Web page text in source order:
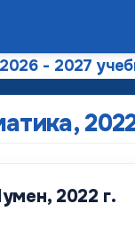
- 2027
2022 г.